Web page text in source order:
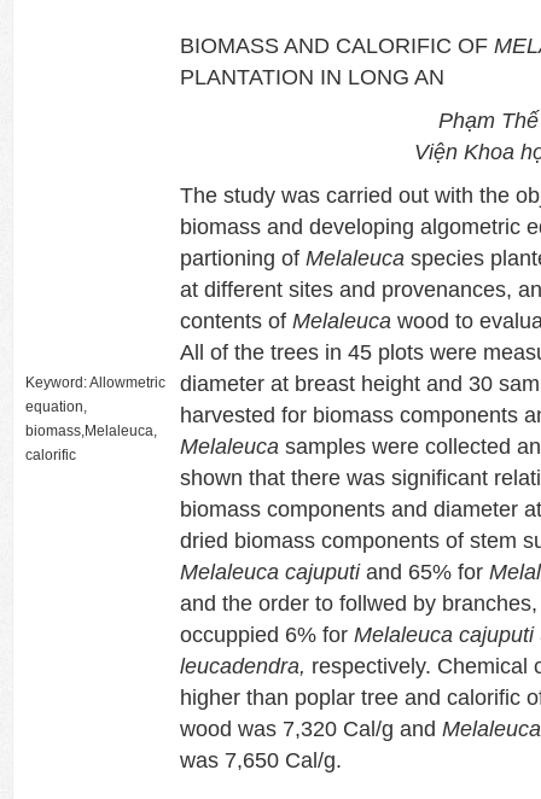
Keyword: Allowmetric
equation,
biomass,Melaleuca,
calorific
BIOMASS AND CALORIFIC OF
PLANTATION IN LONG AN
Phạm
Viện Khoa
The study was carried out with the
biomass and developing algometric
partioning of Melaleuca species
at different sites and provenances,
contents of Melaleuca wood to
All of the trees in 45 plots were
diameter at breast height and 30
harvested for biomass components
Melaleuca samples were collected
shown that there was significant
biomass components and diameter
dried biomass components of stem
Melaleuca cajuputiand 65% for
and the order to follwed by
occuppied 6% for Melaleuca cajuputi
leucadendra, respectively. Chemical
higher than poplar tree and calorific
wood was 7,320 Cal/g and
was 7,650 Cal/g.